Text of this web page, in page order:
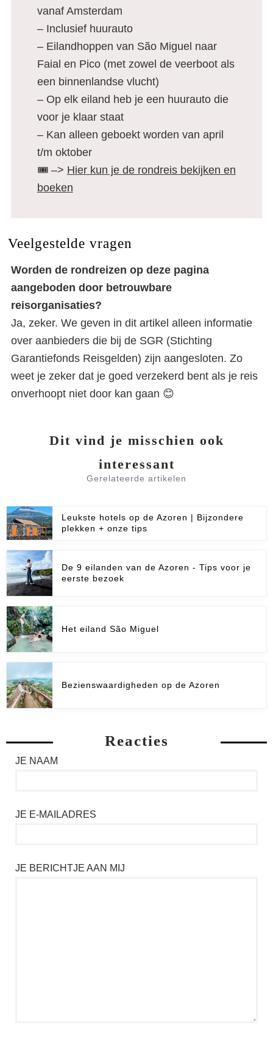
vanaf Amsterdam
– Inclusief huurauto
– Eilandhoppen van São Miguel naar
Faial en Pico (met zowel de veerboot als
een binnenlandse vlucht)
– Op elk eiland heb je een huurauto die
voor je klaar staat
– Kan alleen geboekt worden van april
t/m oktober
🎟️ –> Hier kun je de rondreis bekijken en
boeken
Veelgestelde vragen
Worden de rondreizen op deze pagina
aangeboden door betrouwbare
reisorganisaties?
Ja, zeker. We geven in dit artikel alleen informatie
over aanbieders die bij de SGR (Stichting
Garantiefonds Reisgelden) zijn aangesloten. Zo
weet je zeker dat je goed verzekerd bent als je reis
onverhoopt niet door kan gaan 😊
Dit vind je misschien ook
interessant
Gerelateerde artikelen
Leukste hotels op de Azoren | Bijzondere
plekken + onze tips
De 9 eilanden van de Azoren - Tips voor je
eerste bezoek
Het eiland São Miguel
Bezienswaardigheden op de Azoren
Reacties
JE NAAM
JE E-MAILADRES
JE BERICHTJE AAN MIJ